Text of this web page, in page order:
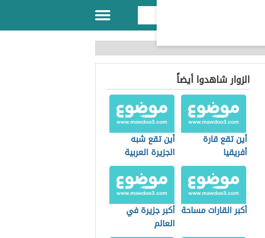
الزوار شاهدوا أيضاً
أين تقع قارة
أفريقيا
أين تقع شبه
الجزيرة العربية
أكبر القارات مساحة أكبر جزيرة في
العالم